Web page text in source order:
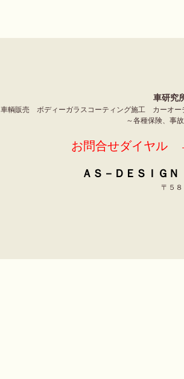
車研究
車輌販売 ボディーガラスコーティング施工 カー
～各種保険、事
お問合せダイヤ
ＡＳ－ＤＥＳＩ
〒５